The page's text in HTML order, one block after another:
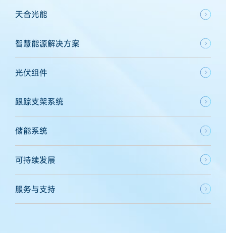
天合光能
智慧能源解决方案
光伏组件
跟踪支架系统
储能系统
可持续发展
服务与支持